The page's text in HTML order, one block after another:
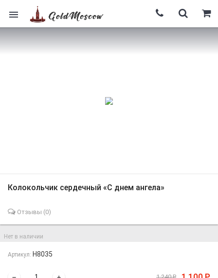
Колокольчик сердечный «С днем ангела»
Отзывы (0)
Нет в наличии
Артикул: H8035